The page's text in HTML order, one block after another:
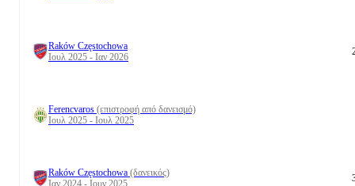
Raków Częstochowa
Ιουλ 2025 - Ιαν 2026
Ferencvaros (επιστροφή από δανεισμό)
Ιουλ 2025 - Ιουλ 2025
Raków Częstochowa (δανεικός)
Ιαν 2024 - Ιουν 2025